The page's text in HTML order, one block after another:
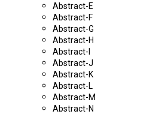
Abstract-E
Abstract-F
Abstract-G
Abstract-H
Abstract-I
Abstract-J
Abstract-K
Abstract-L
Abstract-M
Abstract-N